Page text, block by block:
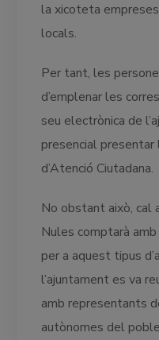
la xicoteta
locals.
Per tant, les
d’emplenar les
seu electrònica de
presencial presentar
d’Atenció Ciutadana.
No obstant això, cal
Nules comptarà
per a aquest tipus
l’ajuntament es va
amb representants
autònomes del